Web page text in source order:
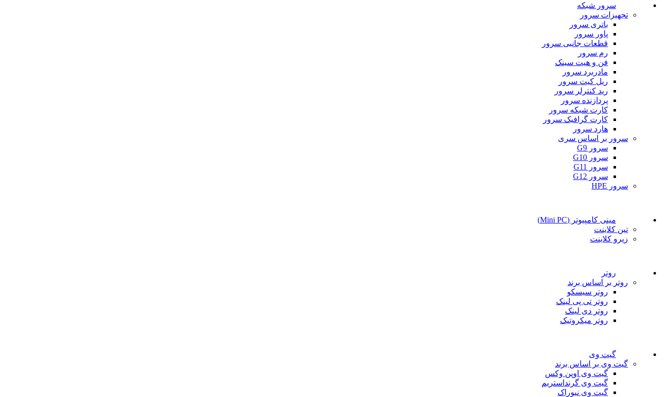
سرور شبکه
تجهیزات سرور
باتری سرور
پاور سرور
قطعات جانبی سرور
رم سرور
فن و هیت سینک
مادربرد سرور
ریل کیت سرور
رید کنترلر سرور
پردازنده سرور
کارت شبکه سرور
کارت گرافیک سرور
هارد سرور
سرور بر اساس سری
سرور G9
سرور G10
سرور G11
سرور G12
سرور HPE
مینی کامپیوتر (Mini PC)
تین کلاینت
زیرو کلاینت
روتر
روتر بر اساس برند
روتر سیسکو
روتر تی پی لینک
روتر دی لینک
روتر میکروتیک
گیت وی
گیت وی بر اساس برند
گیت وی اوپن وکس
گیت وی گرنداستریم
گیت وی نیوراک